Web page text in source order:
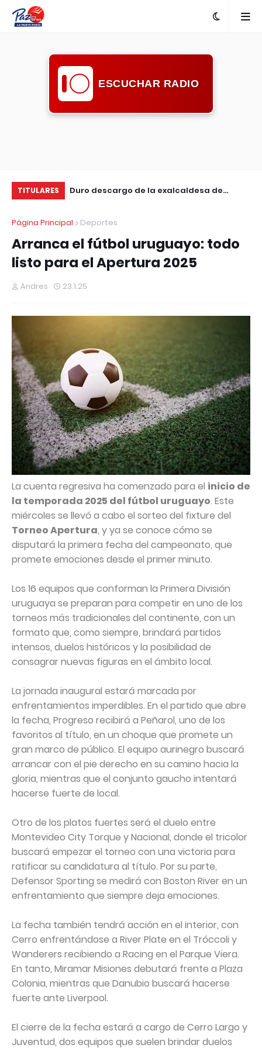
ESCUCHAR RADIO
TITULARES
MGAP sancionó
Duro descargo de la exalcaldesa de
comunidad ante la inseguridad
Página Principal
Deportes
Arranca el fútbol uruguayo: todo
listo para el Apertura 2025
Andres 23.1.25
La cuenta regresiva ha comenzado para el inicio de
la temporada 2025 del fútbol uruguayo. Este
miércoles se llevó a cabo el sorteo del fixture del
Torneo Apertura, y ya se conoce cómo se
disputará la primera fecha del campeonato, que
promete emociones desde el primer minuto.
Los 16 equipos que conforman la Primera División
uruguaya se preparan para competir en uno de los
torneos más tradicionales del continente, con un
formato que, como siempre, brindará partidos
intensos, duelos históricos y la posibilidad de
consagrar nuevas figuras en el ámbito local.
La jornada inaugural estará marcada por
enfrentamientos imperdibles. En el partido que abre
la fecha, Progreso recibirá a Peñarol, uno de los
favoritos al título, en un choque que promete un
gran marco de público. El equipo aurinegro buscará
arrancar con el pie derecho en su camino hacia la
gloria, mientras que el conjunto gaucho intentará
hacerse fuerte de local.
Otro de los platos fuertes será el duelo entre
Montevideo City Torque y Nacional, donde el tricolor
buscará empezar el torneo con una victoria para
ratificar su candidatura al título. Por su parte,
Defensor Sporting se medirá con Boston River en un
enfrentamiento que siempre deja emociones.
La fecha también tendrá acción en el interior, con
Cerro enfrentándose a River Plate en el Tróccoli y
Wanderers recibiendo a Racing en el Parque Viera.
En tanto, Miramar Misiones debutará frente a Plaza
Colonia, mientras que Danubio buscará hacerse
fuerte ante Liverpool.
El cierre de la fecha estará a cargo de Cerro Largo y
Juventud, dos equipos que suelen brindar duelos